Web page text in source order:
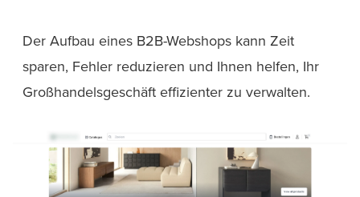
Der Aufbau eines B2B-Webshops kann Zeit
sparen, Fehler reduzieren und Ihnen helfen, Ihr
Großhandelsgeschäft effizienter zu verwalten.